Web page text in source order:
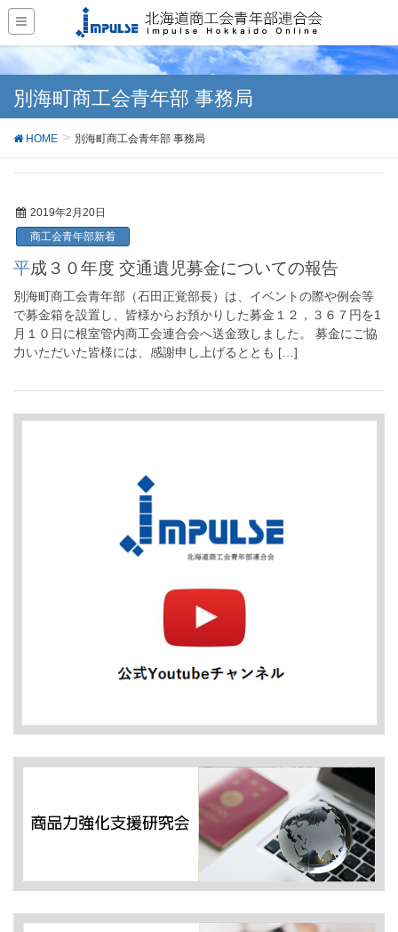
別海町商工会青年部 事務局
HOME 別海町商工会青年部 事務局
2019年2月20日
商工会青年部新着
平成３０年度 交通遺児募金についての報告
別海町商工会青年部（石田正覚部長）は、イベントの際や例会等
で募金箱を設置し、皆様からお預かりした募金１２，３６７円を1
月１０日に根室管内商工会連合会へ送金致しました。 募金にご協
力いただいた皆様には、感謝申し上げるととも […]